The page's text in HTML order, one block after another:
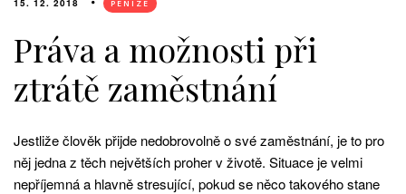
15. 12. 2018 PENÍZE
Práva a možnosti při
ztrátě zaměstnání
Jestliže člověk přijde nedobrovolně o svézaměstnání, je to pro
něj jedna z těch největších proher v životě. Situace je velmi
nepříjemná a hlavně stresující, pokud se něco takového stane